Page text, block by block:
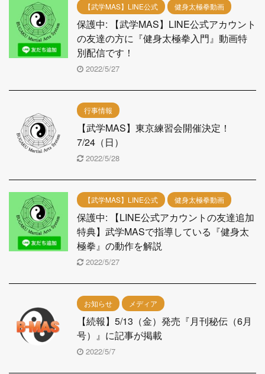
【武学MAS】LINE公式 健身太極拳動画
保護中: 【武学MAS】LINE公式アカウント
の友達の方に『健身太極拳入門』動画特
別配信です！
2022/5/27
行事情報
【武学MAS】東京練習会開催決定！
7/24（日）
2022/5/28
【武学MAS】LINE公式 健身太極拳動画
保護中: 【LINE公式アカウントの友達追加
特典】武学MASで指導している『健身太
極拳』の動作を解説
2022/5/27
お知らせ メディア
【続報】5/13（金）発売『月刊秘伝（6月
号）』に記事が掲載
2022/5/7